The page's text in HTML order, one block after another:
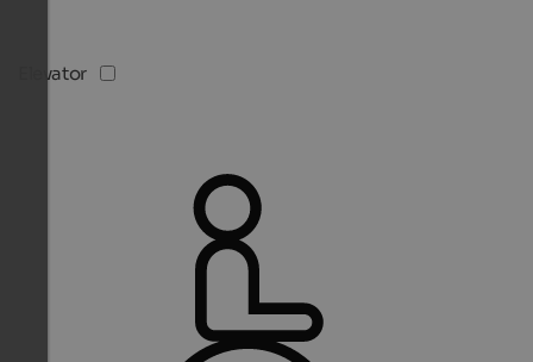
Elevator